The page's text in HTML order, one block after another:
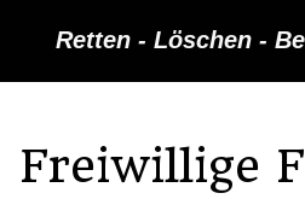
Retten - Löschen -
Freiwillige